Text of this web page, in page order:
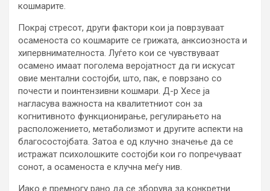
кошмарите.
Покрај стресот, други фактори кои ја поврзуваат
осаменоста со кошмарите се грижата, анксиозноста и
хипервнимателноста. Луѓето кои се чувствуваат
осамено имаат поголема веројатност да ги искусат
овие ментални состојби, што, пак, е поврзано со
почести и поинтензивни кошмари. Д-р Хесе ја
нагласува важноста на квалитетниот сон за
когнитивното функционирање, регулирањето на
расположението, метаболизмот и другите аспекти на
благосостојбата. Затоа е од клучно значење да се
истражат психолошките состојби кои го попречуваат
сонот, а осаменоста е клучна меѓу нив.
Иако е премногу рано да се зборува за конкретни